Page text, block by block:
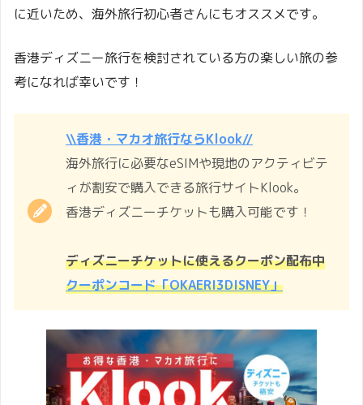
に近いため、海外旅行初心者さんにもオススメです。
香港ディズニー旅行を検討されている方の楽しい旅の参
考になれば幸いです！
\\香港・マカオ旅行ならKlook//
海外旅行に必要なeSIMや現地のアクティビテ
ィが割安で購入できる旅行サイトKlook。
香港ディズニーチケットも購入可能です！
ディズニーチケットに使えるクーポン配布中
クーポンコード「OKAERI3DISNEY」